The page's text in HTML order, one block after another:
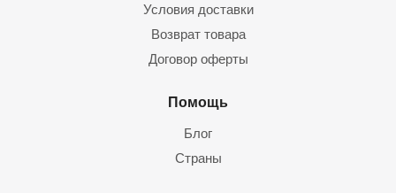
Условия доставки
Возврат товара
Договор оферты
Помощь
Блог
Страны